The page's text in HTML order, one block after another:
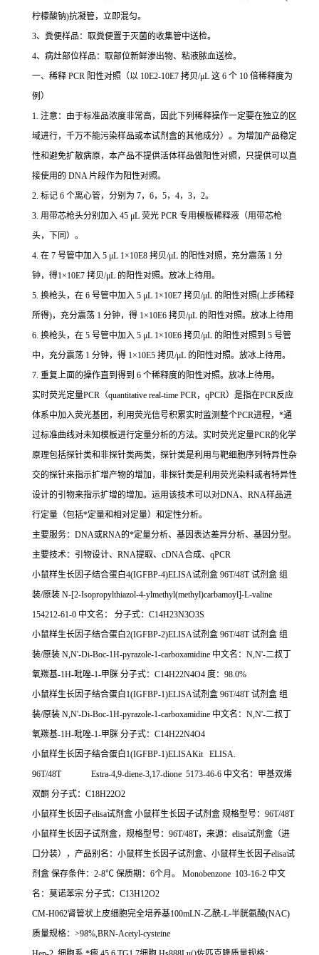
柠檬酸钠)抗凝管，立即混匀。
3、粪便样品：取粪便置于灭菌的收集管中送检。
4、病灶部位样品：取部位新鲜渗出物、粘液脓血送检。
一、稀释 PCR 阳性对照（以 10E2-10E7 拷贝/μL 这 6 个 10 倍稀释度为
例）
1. 注意：由于标准品浓度非常高，因此下列稀释操作一定要在独立的区
域进行，千万不能污染样品或本试剂盒的其他成分）。为增加产品稳定
性和避免扩散病原，本产品不提供活体样品做阳性对照，只提供可以直
接使用的 DNA片段作为阳性对照。
2. 标记 6 个离心管，分别为 7， 6， 5， 4， 3， 2。
3. 用带芯枪头分别加入 45 μL 荧光 PCR 专用模板稀释液（用带芯枪
头，下同）。
4. 在 7 号管中加入 5 μL 1×10E8 拷贝/μL 的阳性对照，充分震荡 1 分
钟，得1×10E7 拷贝/μL 的阳性对照。放冰上待用。
5. 换枪头，在 6 号管中加入 5 μL 1×10E7 拷贝/μL 的阳性对照(上步稀释
所得)，充分震荡 1 分钟，得 1×10E6 拷贝/μL 的阳性对照。放冰上待用
6. 换枪头，在 5 号管中加入 5 μL 1×10E6 拷贝/μL 的阳性对照到 5 号管
中，充分震荡 1 分钟，得 1×10E5 拷贝/μL 的阳性对照。放冰上待用。
7. 重复上面的操作直到得到 6 个稀释度的阳性对照。放冰上待用。
实时荧光定量PCR （quantitative real-time PCR， qPCR）是指在PCR反应
体系中加入荧光基团，利用荧光信号积累实时监测整个PCR进程， *通
过标准曲线对未知模板进行定量分析的方法。实时荧光定量PCR的化学
原理包括探针类和非探针类两类，探针类是利用与靶细胞序列特异性杂
交的探针来指示扩增产物的增加，非探针类是利用荧光染料或者特异性
设计的引物来指示扩增的增加。运用该技术可以对DNA、 RNA样品进
行定量（包括*定量和相对定量）和定性分析。
主要服务： DNA或RNA的*定量分析、基因表达差异分析、基因分型。
主要技术：引物设计、 RNA提取、 cDNA合成、 qPCR
小鼠样生长因子结合蛋白4(IGFBP-4)ELISA试剂盒 96T/48T试剂盒 组
装/原装 N-[2-Isopropylthiazol-4-ylmethyl(methyl)carbamoyl]-L-valine
154212-61-0 中文名： 分子式： C14H23N3O3S
小鼠样生长因子结合蛋白2(IGFBP-2)ELISA试剂盒 96T/48T试剂盒 组
装/原装 N,N'-Di-Boc-1H-pyrazole-1-carboxamidine 中文名： N,N'-二叔丁
氧羰基-1H-吡唑-1-甲脒 分子式： C14H22N4O4 度： 98.0%
小鼠样生长因子结合蛋白 1(IGFBP-1)ELISA试剂盒 96T/48T试剂盒 组
装/原装 N,N'-Di-Boc-1H-pyrazole-1-carboxamidine 中文名： N,N'-二叔丁
氧羰基-1H-吡唑-1-甲脒 分子式： C14H22N4O4
小鼠样生长因子结合蛋白 1(IGFBP-1)ELISAKit ELISA.
96T/48T Estra-4,9-diene-3,17-dione 5173-46-6 中文名：甲基双烯
双酮 分子式： C18H22O2
小鼠样生长因子elisa试剂盒 小鼠样生长因子试剂盒 规格型号： 96T/48T
小鼠样生长因子试剂盒，规格型号： 96T/48T，来源： elisa试剂盒（进
口分装），产品别名：小鼠样生长因子试剂盒、小鼠样生长因子elisa试
剂盒 保存条件： 2-8℃ 保质期： 6个月。 Monobenzone 103-16-2 中文
名：莫诺苯宗 分子式： C13H12O2
CM-H062肾管状上皮细胞完全培养基100mLN-乙酰-L-半胱氨酸(NAC)
质量规格： >98%,BRN-Acetyl-cysteine